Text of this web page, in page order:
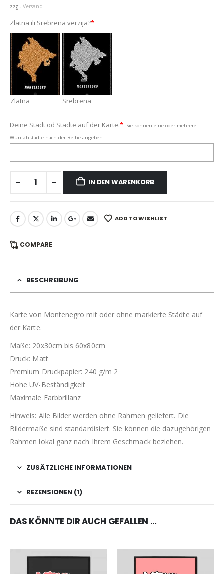
zzgl. Versand
Zlatna ili Srebrena verzija?*
Zlatna Srebrena
Deine Stadt od Städte auf der Karte.* Sie können eine oder mehrere
Wunschstädte nach der Reihe angeben.
IN DEN WARENKORB
ADD TO WISHLIST
COMPARE
BESCHREIBUNG
Karte von Montenegro mit oder ohne markierte Städte auf
der Karte.
Maße: 20x30cm bis 60x80cm
Druck: Matt
Premium Druckpapier: 240 g/m 2
Hohe UV-Beständigkeit
Maximale Farbbrillanz
Hinweis: Alle Bilder werden ohne Rahmen geliefert. Die
Bildermaße sind standardisiert. Sie können die dazugehörigen
Rahmen lokal ganz nach Ihrem Geschmack beziehen.
ZUSÄTZLICHE INFORMATIONEN
REZENSIONEN (1)
DAS KÖNNTE DIR AUCH GEFALLEN …